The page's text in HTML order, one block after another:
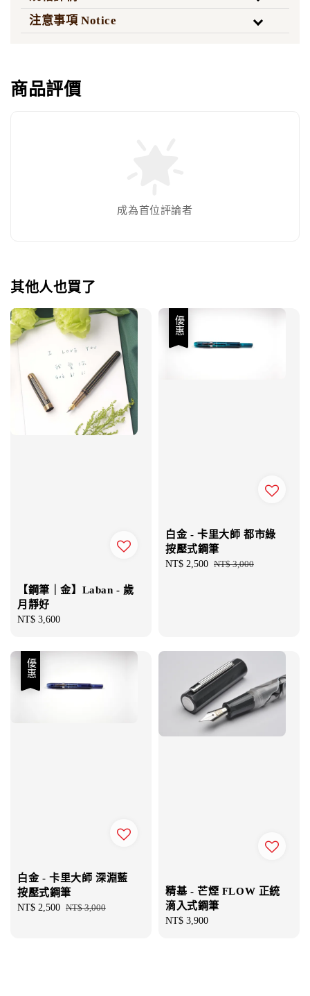
注意事項 Notice
商品評價
成為首位評論者
其他人也買了
【鋼筆｜金】Laban - 歲
月靜好
Regular
NT$ 3,600
優惠
白金 - 卡里大師 都市綠
按壓式鋼筆
Sale
NT$ 2,500 Regular
NT$ 3,000
優惠
白金 - 卡里大師 深淵藍
按壓式鋼筆
Sale
NT$ 2,500 Regular
NT$ 3,000
精基 - 芒煙 FLOW 正統
滴入式鋼筆
Regular
NT$ 3,900